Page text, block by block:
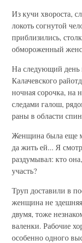
Из кучи хвороста,
локоть согнутой
приблизились,
обмороженный
На следующий день
Калачевского
ночная сорочка, на
следами галош,
раны в области
Женщина была еще
да жить ей... Я
раздумывал: кто
участь?
Труп доставили в
женщина не
двумя, тоже
валенки. Рабочие
особенно одного